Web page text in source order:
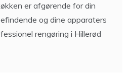
er afgørende for din
og dine apparaters
rengøring i Hillerød